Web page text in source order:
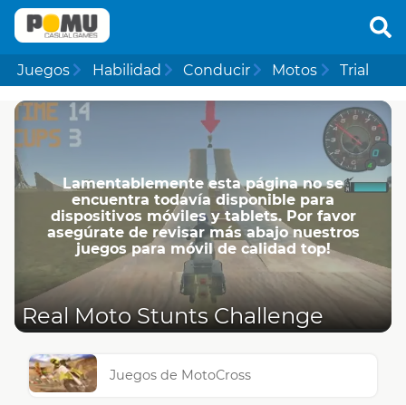
Juegos Habilidad Conducir Motos Trial
Lamentablemente esta página no se
encuentra todavía disponible para
dispositivos móviles y tablets. Por favor
asegúrate de revisar más abajo nuestros
juegos para móvil de calidad top!
Real Moto Stunts Challenge
Juegos de MotoCross